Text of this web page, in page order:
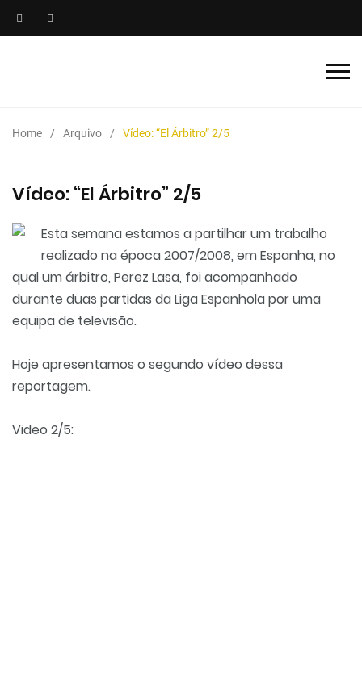
Home Arquivo Vídeo: “El Árbitro” 2/5
Vídeo: “El Árbitro” 2/5
Esta semana estamos a partilhar um trabalho
realizado na época 2007/2008, em Espanha, no
qual um árbitro, Perez Lasa, foi acompanhado
durante duas partidas da Liga Espanhola por uma
equipa de televisão.
Hoje apresentamos o segundo vídeo dessa
reportagem.
Video 2/5: